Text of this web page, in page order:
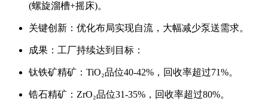
(螺旋溜槽+摇床)。
关键创新：优化布局实现自流，大幅减少泵送需求。
成果：工厂持续达到目标：
钛铁矿精矿：TiO₂品位40-42%，回收率超过71%。
锆石精矿：ZrO₂品位31-35%，回收率超过80%。